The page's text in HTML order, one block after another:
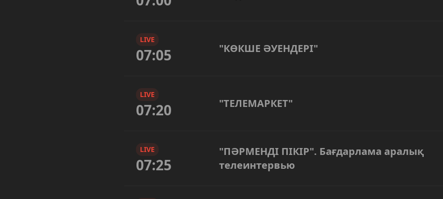
LIVE
07:05 "КӨКШЕ ӘУЕНДЕРІ"
LIVE
07:20 "ТЕЛЕМАРКЕТ"
LIVE
07:25
"ПӘРМЕНДІ ПІКІР". Бағдарлама аралық
телеинтервью